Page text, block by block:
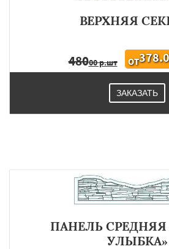
ВЕРХНЯЯ
48000 р.шт ОТ
ЗАКАЗАТЬ
ПАНЕЛЬ СРЕДНЯЯ
УЛЫБКА»